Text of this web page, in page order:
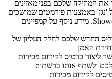
את המוזיקה שלכם בפני מאזינים
'נגן' באמצעות פורמטים שמושכים
את העין כמו Marquee ו-Showcase. מידע נוסף על קמפיינים
החדש שלכם לחלק העליון של
האמן
ליצור כרטיס לקידום מכירות
ולשתף אותו ברשתות
לקידום מכירות